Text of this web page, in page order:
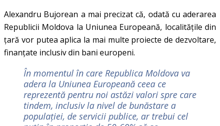
Alexandru Bujorean a mai precizat că, odată cu aderarea
Republicii Moldova la Uniunea Europeană, localitățile din
țară vor putea aplica la mai multe proiecte de dezvoltare,
finanțate inclusiv din bani europeni.
În momentul în care Republica Moldova va
adera la Uniunea Europeană ceea ce
reprezentă pentru noi astăzi valori spre care
tindem, inclusiv la nivel de bunăstare a
populației, de servicii publice, ar trebui cel